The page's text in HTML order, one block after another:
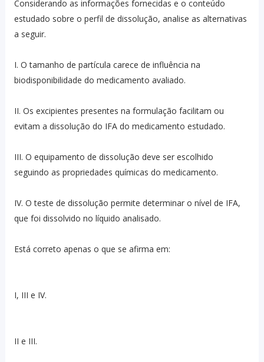
Considerando as informações fornecidas e o conteúdo
estudado sobre o perfil de dissolução, analise as alternativas
a seguir.
I. O tamanho de partícula carece de influência na
biodisponibilidade do medicamento avaliado.
II. Os excipientes presentes na formulação facilitam ou
evitam a dissolução do IFA do medicamento estudado.
III. O equipamento de dissolução deve ser escolhido
seguindo as propriedades químicas do medicamento.
IV. O teste de dissolução permite determinar o nível de IFA,
que foi dissolvido no líquido analisado.
Está correto apenas o que se afirma em:
I, III e IV.
II e III.